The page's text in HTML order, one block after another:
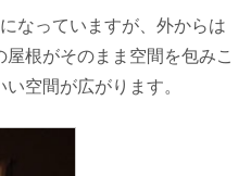
なっていますが、外からは
根がそのまま空間を包みこ
空間が広がります。